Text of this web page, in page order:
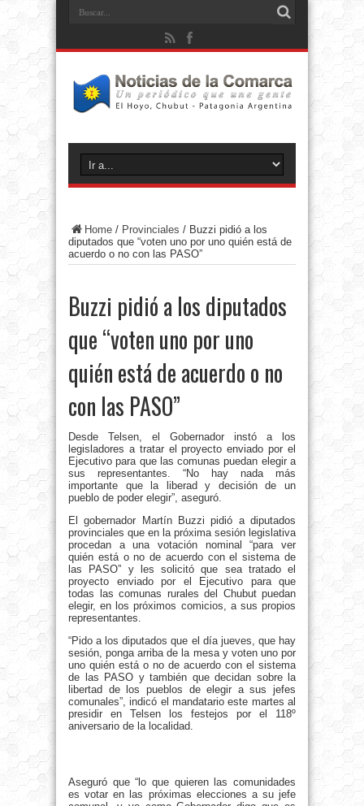
Home / Provinciales / Buzzi pidió a los
diputados que “voten uno por uno quién está de
acuerdo o no con las PASO”
Buzzi pidió a los diputados
que “voten uno por uno
quién está de acuerdo o no
con las PASO”
Desde Telsen, el Gobernador instó a los
legisladores a tratar el proyecto enviado por el
Ejecutivo para que las comunas puedan elegir a
sus representantes. “No hay nada más
importante que la liberad y decisión de un
pueblo de poder elegir”, aseguró.
El gobernador Martín Buzzi pidió a diputados
provinciales que en la próxima sesión legislativa
procedan a una votación nominal “para ver
quién está o no de acuerdo con el sistema de
las PASO” y les solicitó que sea tratado el
proyecto enviado por el Ejecutivo para que
todas las comunas rurales del Chubut puedan
elegir, en los próximos comicios, a sus propios
representantes.
“Pido a los diputados que el día jueves, que hay
sesión, ponga arriba de la mesa y voten uno por
uno quién está o no de acuerdo con el sistema
de las PASO y también que decidan sobre la
libertad de los pueblos de elegir a sus jefes
comunales”, indicó el mandatario este martes al
presidir en Telsen los festejos por el 118º
aniversario de la localidad.
Aseguró que “lo que quieren las comunidades
es votar en las próximas elecciones a su jefe